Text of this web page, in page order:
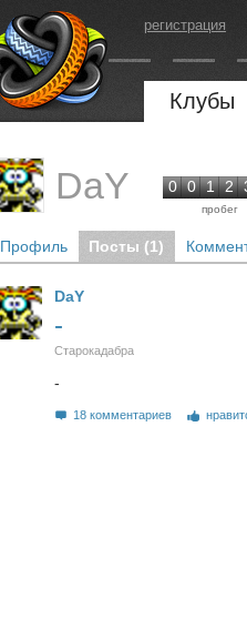
регистрация
Клубы
DaY 0 0 1 2
пробег
Профиль Посты (1)
DaY
-
Старокадабра
-
18 комментариев